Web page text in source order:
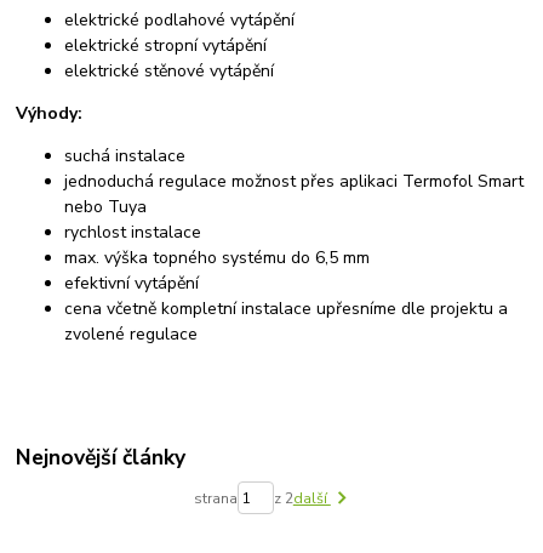
tepelná čerpadla
kotle na biomasu instalace
výměna kotle
instalace podlahového vytápění
teplovodní podlahové topení
montáž podlahového vytápění
elektrické podlahové vytápění
elektrické stropní vytápění
elektrické stěnové vytápění
Výhody:
suchá instalace
jednoduchá regulace možnost přes aplikaci Termofol Smart
nebo Tuya
rychlost instalace
max. výška topného systému do 6,5 mm
efektivní vytápění
cena včetně kompletní instalace upřesníme dle projektu a
zvolené regulace
Nejnovější články
strana z 2další